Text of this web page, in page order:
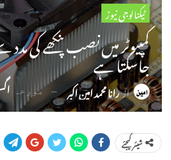
ٹیکنالوجی نیوز
کمپیوٹر میں نصب پنکھے کی
جاسکتا ہے
ازرانا محمد امین اکبر مورخہ
شیئر کیجئے